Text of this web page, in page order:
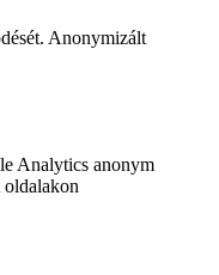
Anonymizált
Analytics anonym